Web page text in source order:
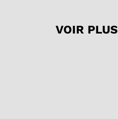
VOIR PLUS